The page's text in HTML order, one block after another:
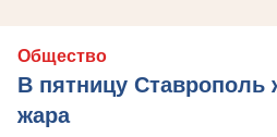
Общество
В пятницу Ставрополь
жара